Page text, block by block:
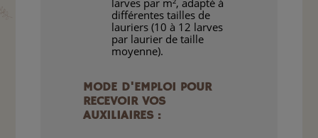
larves par m², adapté à
différentes tailles de
lauriers (10 à 12 larves
par laurier de taille
moyenne).
MODE D'EMPLOI POUR
RECEVOIR VOS
AUXILIAIRES :